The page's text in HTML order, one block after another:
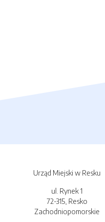
Urząd Miejski w Resku
ul. Rynek 1
72-315, Resko
Zachodniopomorskie